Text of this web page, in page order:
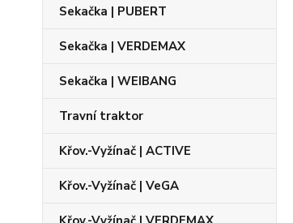
Sekačka | PUBERT
Sekačka | VERDEMAX
Sekačka | WEIBANG
Travní traktor
Křov.-Vyžínač | ACTIVE
Křov.-Vyžínač | VeGA